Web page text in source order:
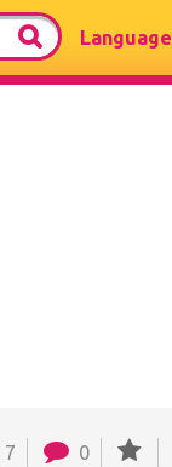
Language
7 0